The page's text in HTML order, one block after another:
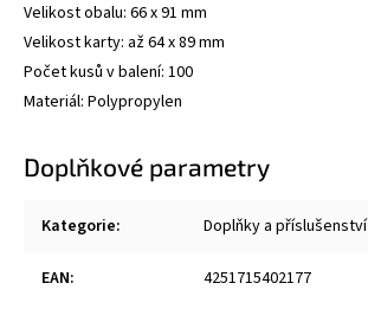
Velikost obalu: 66 x 91 mm
Velikost karty: až 64 x 89 mm
Počet kusů v balení: 100
Materiál: Polypropylen
Doplňkové parametry
Kategorie: Doplňky a příslušenství
EAN: 4251715402177